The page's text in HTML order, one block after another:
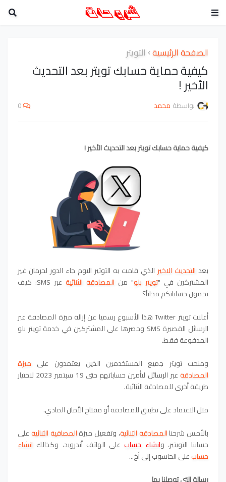
الصفحة الرئيسية التويتر
كيفية حماية حسابك تويتر بعد التحديث
الأخير !
بواسطة محمد 0
كيفية حماية حسابك تويتر بعد التحديث الأخير !
بعد التحديث الاخير الذي قامت به التوتير اليوم جاء الدور لحرمان غير
المشتركين في "تويتر بلو" من المصادقة الثنائية
عبر SMS: كيف
تحمون حساباتكم مجاناً؟
أعلنت تويتر Twitter هذا الأسبوع رسميا عن إزالة ميزة المصادقة عبر
الرسائل القصيرة SMS وحصرها على المشتركين في خدمة تويتر بلو
المدفوعة فقط.
ومنحت تويتر جميع المستخدمين الذين يعتمدون على ميزة
المصادقة
عبر الرسائل لتأمين حساباتهم حتى 19 سبتمبر 2023 لاختيار
طريقة أخرى للمصادقة الثنائية.
مثل الاعتماد على تطبيق للمصادقة أو مفتاح الأمان المادي.
بالأمس شرحناالمصادقة التنائية،وتفعيل ميزةالمصاقية الثنائيةعلى
حسابنا التويتير، وانشاء حسابعلى الهاتف أندرويد، وكذالك انشاء
حسابعلى الحاسوب إلى أخ...
رسالة التي توصلنا بها